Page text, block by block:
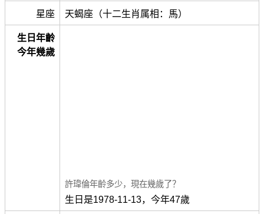
星座 天蝎座（十二生肖属相：馬）
生日年齡
今年幾歲
許瑋倫年齡多少，現在幾歲了？
生日是1978-11-13，今年47歲